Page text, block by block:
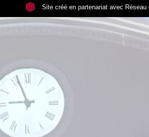
Site créé en partenariat avec Réseau